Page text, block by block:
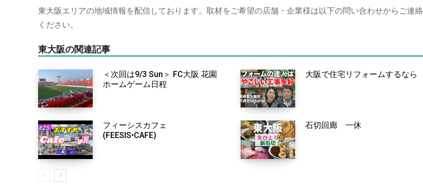
東大阪エリアの地域情報を配信しております。取材をご希望の店舗・企業様は以下の問い合わせからご連絡
ください。
東大阪の関連記事
＜次回は9/3 Sun＞ FC大阪 花園
ホームゲーム日程
大阪で住宅リフォームするなら
フィーシスカフェ
(FEESIS•CAFE)
石切回廊 一休